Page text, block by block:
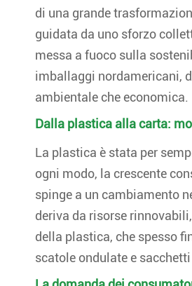
di una grande
guidata da uno sforzo
messa a fuoco sulla
imballaggi nordamericani,
ambientale che economica.
Dalla plastica alla carta:
La plastica è stata per
ogni modo, la crescente
spinge a un cambiamento
deriva da risorse
della plastica, che spesso
scatole ondulate e